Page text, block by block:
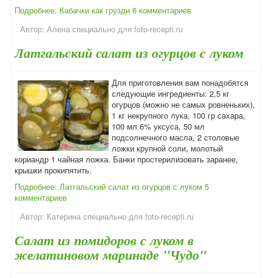
Подробнее: Кабачки как грузди 6 комментариев
Автор: Алена специально для foto-recepti.ru
Латгальский салат из огурцов с луком
Для приготовления вам понадобятся
следующие ингредиенты: 2,5 кг
огурцов (можно не самых ровненьких),
1 кг некрупного лука, 100 гр сахара,
100 мл 6% уксуса, 50 мл
подсолнечного масла, 2 столовые
ложки крупной соли, молотый
кориандр 1 чайная ложка. Банки простерилизовать заранее,
крышки прокипятить.
Подробнее: Латгальский салат из огурцов с луком 5
комментариев
Автор: Катерина специально для foto-recepti.ru
Салат из помидоров с луком в
желатиновом маринаде "Чудо"